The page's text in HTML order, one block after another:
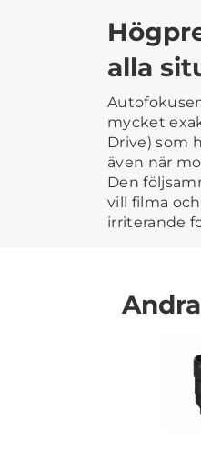
alla
mycket
Drive) som
även när
Den
vill filma
irriterande